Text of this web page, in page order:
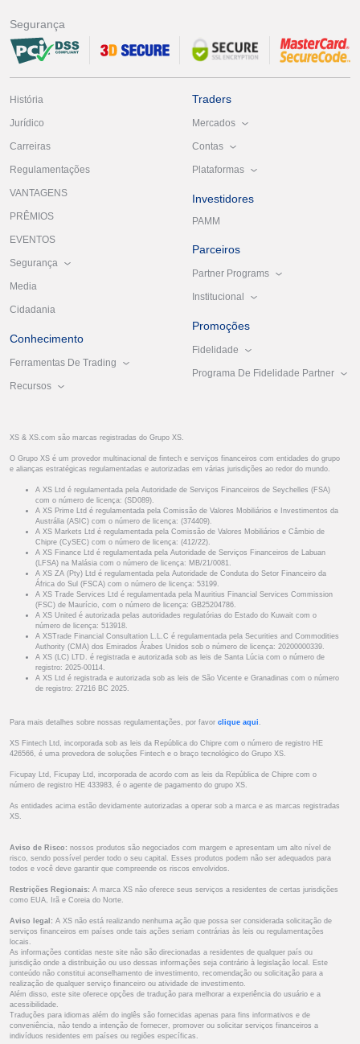
Segurança
História
Jurídico
Carreiras
Regulamentações
VANTAGENS
PRÊMIOS
EVENTOS
Segurança
Media
Cidadania
Conhecimento
Ferramentas De Trading
Recursos
Traders
Mercados
Contas
Plataformas
Investidores
PAMM
Parceiros
Partner Programs
Institucional
Promoções
Fidelidade
Programa De Fidelidade Partner
XS & XS.com são marcas registradas do Grupo XS.
O Grupo XS é um provedor multinacional de fintech e serviços financeiros com entidades do grupo
e alianças estratégicas regulamentadas e autorizadas em várias jurisdições ao redor do mundo.
A XS Ltd é regulamentada pela Autoridade de Serviços Financeiros de Seychelles (FSA)
com o número de licença: (SD089).
A XS Prime Ltd é regulamentada pela Comissão de Valores Mobiliários e Investimentos da
Austrália (ASIC) com o número de licença: (374409).
A XS Markets Ltd é regulamentada pela Comissão de Valores Mobiliários e Câmbio de
Chipre (CySEC) com o número de licença: (412/22).
A XS Finance Ltd é regulamentada pela Autoridade de Serviços Financeiros de Labuan
(LFSA) na Malásia com o número de licença: MB/21/0081.
A XS ZA (Pty) Ltd é regulamentada pela Autoridade de Conduta do Setor Financeiro da
África do Sul (FSCA) com o número de licença: 53199.
A XS Trade Services Ltd é regulamentada pela Mauritius Financial Services Commission
(FSC) de Maurício, com o número de licença: GB25204786.
A XS United é autorizada pelas autoridades regulatórias do Estado do Kuwait com o
número de licença: 513918.
A XSTrade Financial Consultation L.L.C é regulamentada pela Securities and Commodities
Authority (CMA) dos Emirados Árabes Unidos sob o número de licença: 20200000339.
A XS (LC) LTD. é registrada e autorizada sob as leis de Santa Lúcia com o número de
registro: 2025-00114.
A XS Ltd é registrada e autorizada sob as leis de São Vicente e Granadinas com o número
de registro: 27216 BC 2025.
Para mais detalhes sobre nossas regulamentações, por favor clique aqui .
XS Fintech Ltd, incorporada sob as leis da República do Chipre com o número de registro HE
426566, é uma provedora de soluções Fintech e o braço tecnológico do Grupo XS.
Ficupay Ltd, Ficupay Ltd, incorporada de acordo com as leis da República de Chipre com o
número de registro HE 433983, é o agente de pagamento do grupo XS.
As entidades acima estão devidamente autorizadas a operar sob a marca e as marcas registradas
XS.
Aviso de Risco: nossos produtos são negociados com margem e apresentam um alto nível de
risco, sendo possível perder todo o seu capital. Esses produtos podem não ser adequados para
todos e você deve garantir que compreende os riscos envolvidos.
Restrições Regionais: A marca XS não oferece seus serviços a residentes de certas jurisdições
como EUA, Irã e Coreia do Norte.
Aviso legal: A XS não está realizando nenhuma ação que possa ser considerada solicitação de
serviços financeiros em países onde tais ações seriam contrárias às leis ou regulamentações
locais.
As informações contidas neste site não são direcionadas a residentes de qualquer país ou
jurisdição onde a distribuição ou uso dessas informações seja contrário à legislação local. Este
conteúdo não constitui aconselhamento de investimento, recomendação ou solicitação para a
realização de qualquer serviço financeiro ou atividade de investimento.
Além disso, este site oferece opções de tradução para melhorar a experiência do usuário e a
acessibilidade.
Traduções para idiomas além do inglês são fornecidas apenas para fins informativos e de
conveniência, não tendo a intenção de fornecer, promover ou solicitar serviços financeiros a
indivíduos residentes em países ou regiões específicas.